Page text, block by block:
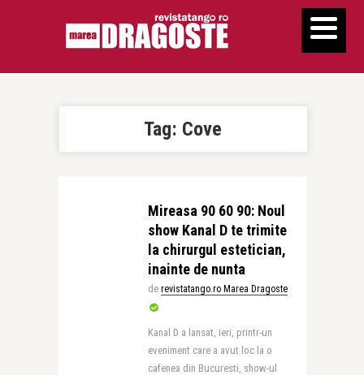
Tag: Cove
Mireasa 90 60 90: Noul
show Kanal D te trimite
la chirurgul estetician,
inainte de nunta
de revistatango.ro Marea Dragoste
Kanal D a lansat, ieri, printr-un
eveniment care a avut loc la o
cafenea din Bucuresti, show-ul